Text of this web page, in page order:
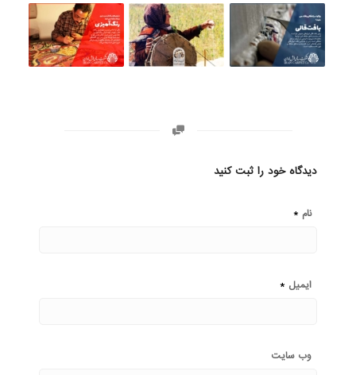
دیدگاه خود را ثبت کنید
نام *
ایمیل *
وب‌ سایت